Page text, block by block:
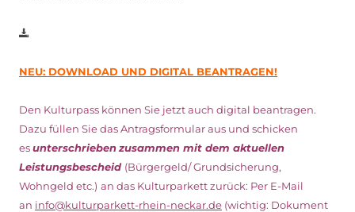
NEU: DOWNLOAD UND DIGITAL BEANTRAGEN!
Den Kulturpass können Sie jetzt auch digital beantragen.
Dazu füllen Sie das Antragsformular aus und schicken
esunterschriebenzusammen mit dem aktuellen
Leistungsbescheid (Bürgergeld/ Grundsicherung,
Wohngeld etc.) an das Kulturparkett zurück: Per E-Mail
an info@kulturparkett-rhein-neckar.de (wichtig: Dokument